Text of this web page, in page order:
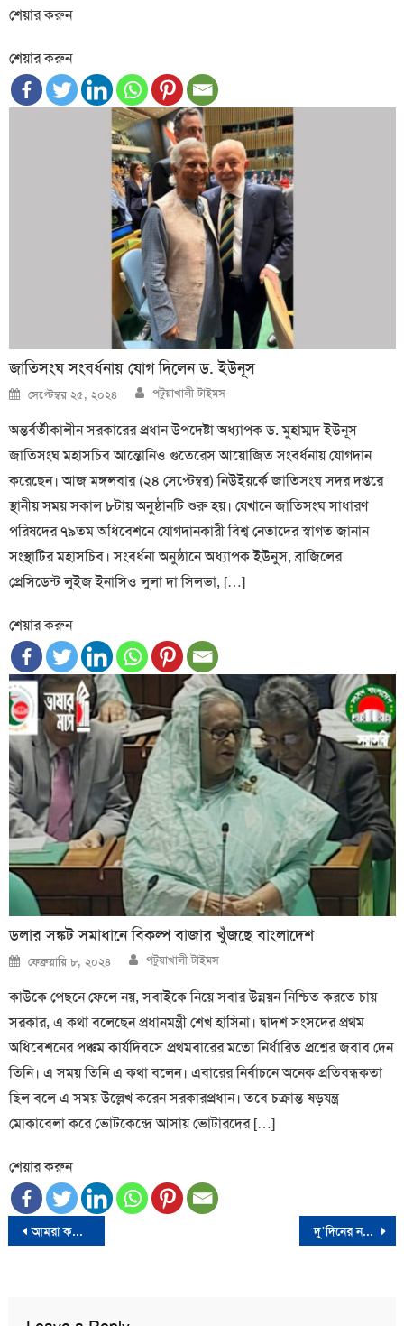
শেয়ার করুন
শেয়ার করুন
জাতিসংঘ সংবর্ধনায় যোগ দিলেন ড. ইউনূস
Posted
on
সেপ্টেম্বর ২৫, ২০২৪ Author
পটুয়াখালী টাইমস
অন্তর্বর্তীকালীন সরকারের প্রধান উপদেষ্টা অধ্যাপক ড. মুহাম্মদ ইউনূস
জাতিসংঘ মহাসচিব আন্তোনিও গুতেরেস আয়োজিত সংবর্ধনায় যোগদান
করেছেন। আজ মঙ্গলবার (২৪ সেপ্টেম্বর) নিউইয়র্কে জাতিসংঘ সদর দপ্তরে
স্থানীয় সময় সকাল ৮টায় অনুষ্ঠানটি শুরু হয়। যেখানে জাতিসংঘ সাধারণ
পরিষদের ৭৯তম অধিবেশনে যোগদানকারী বিশ্ব নেতাদের স্বাগত জানান
সংস্থাটির মহাসচিব। সংবর্ধনা অনুষ্ঠানে অধ্যাপক ইউনুস, ব্রাজিলের
প্রেসিডেন্ট লুইজ ইনাসিও লুলা দা সিলভা, […]
শেয়ার করুন
ডলার সঙ্কট সমাধানে বিকল্প বাজার খুঁজছে বাংলাদেশ
Posted
on
ফেব্রুয়ারি ৮, ২০২৪ Author
পটুয়াখালী টাইমস
কাউকে পেছনে ফেলে নয়, সবাইকে নিয়ে সবার উন্নয়ন নিশ্চিত করতে চায়
সরকার, এ কথা বলেছেন প্রধানমন্ত্রী শেখ হাসিনা। দ্বাদশ সংসদের প্রথম
অধিবেশনের পঞ্চম কার্যদিবসে প্রথমবারের মতো নির্ধারিত প্রশ্নের জবাব দেন
তিনি। এ সময় তিনি এ কথা বলেন। এবারের নির্বাচনে অনেক প্রতিবন্ধকতা
ছিল বলে এ সময় উল্লেখ করেন সরকারপ্রধান। তবে চক্রান্ত-ষড়যন্ত্র
মোকাবেলা করে ভোটকেন্দ্রে আসায় ভোটারদের […]
শেয়ার করুন
Post
আমরা কলাপাড়াবাসীর সভাপতি নজরুল , সম্পাদক সাকিব দু’দিনের নতুন কর্মসূচির ঘোষণা বিএনপির